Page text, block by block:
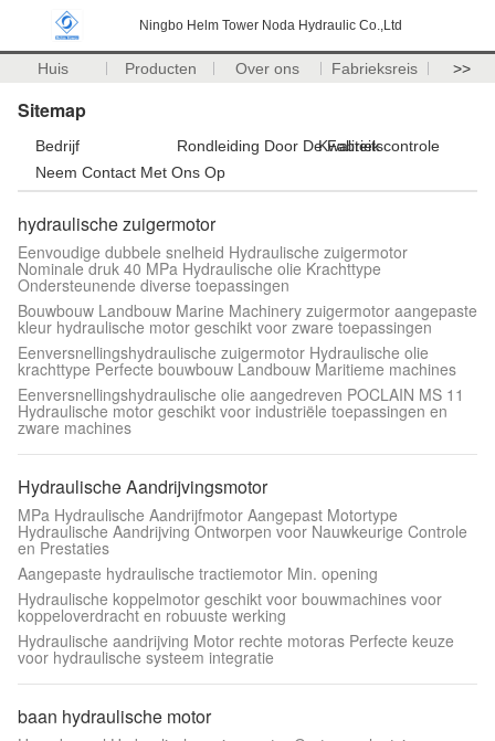
Ningbo Helm Tower Noda Hydraulic Co.,Ltd
Huis Producten Over ons Fabrieksreis >>
Sitemap
Bedrijf Rondleiding Door De FabriekKwaliteitscontrole
Neem Contact Met Ons Op
hydraulische zuigermotor
Eenvoudige dubbele snelheid Hydraulische zuigermotor
Nominale druk 40 MPa Hydraulische olie Krachttype
Ondersteunende diverse toepassingen
Bouwbouw Landbouw Marine Machinery zuigermotor aangepaste
kleur hydraulische motor geschikt voor zware toepassingen
Eenversnellingshydraulische zuigermotor Hydraulische olie
krachttype Perfecte bouwbouw Landbouw Maritieme machines
Eenversnellingshydraulische olie aangedreven POCLAIN MS 11
Hydraulische motor geschikt voor industriële toepassingen en
zware machines
Hydraulische Aandrijvingsmotor
MPa Hydraulische Aandrijfmotor Aangepast Motortype
Hydraulische Aandrijving Ontworpen voor Nauwkeurige Controle
en Prestaties
Aangepaste hydraulische tractiemotor Min. opening
Hydraulische koppelmotor geschikt voor bouwmachines voor
koppeloverdracht en robuuste werking
Hydraulische aandrijving Motor rechte motoras Perfecte keuze
voor hydraulische systeem integratie
baan hydraulische motor